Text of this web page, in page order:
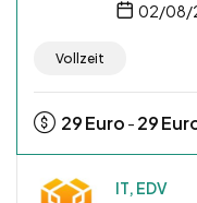
02/08/
Vollzeit
29Euro - 29
IT, EDV